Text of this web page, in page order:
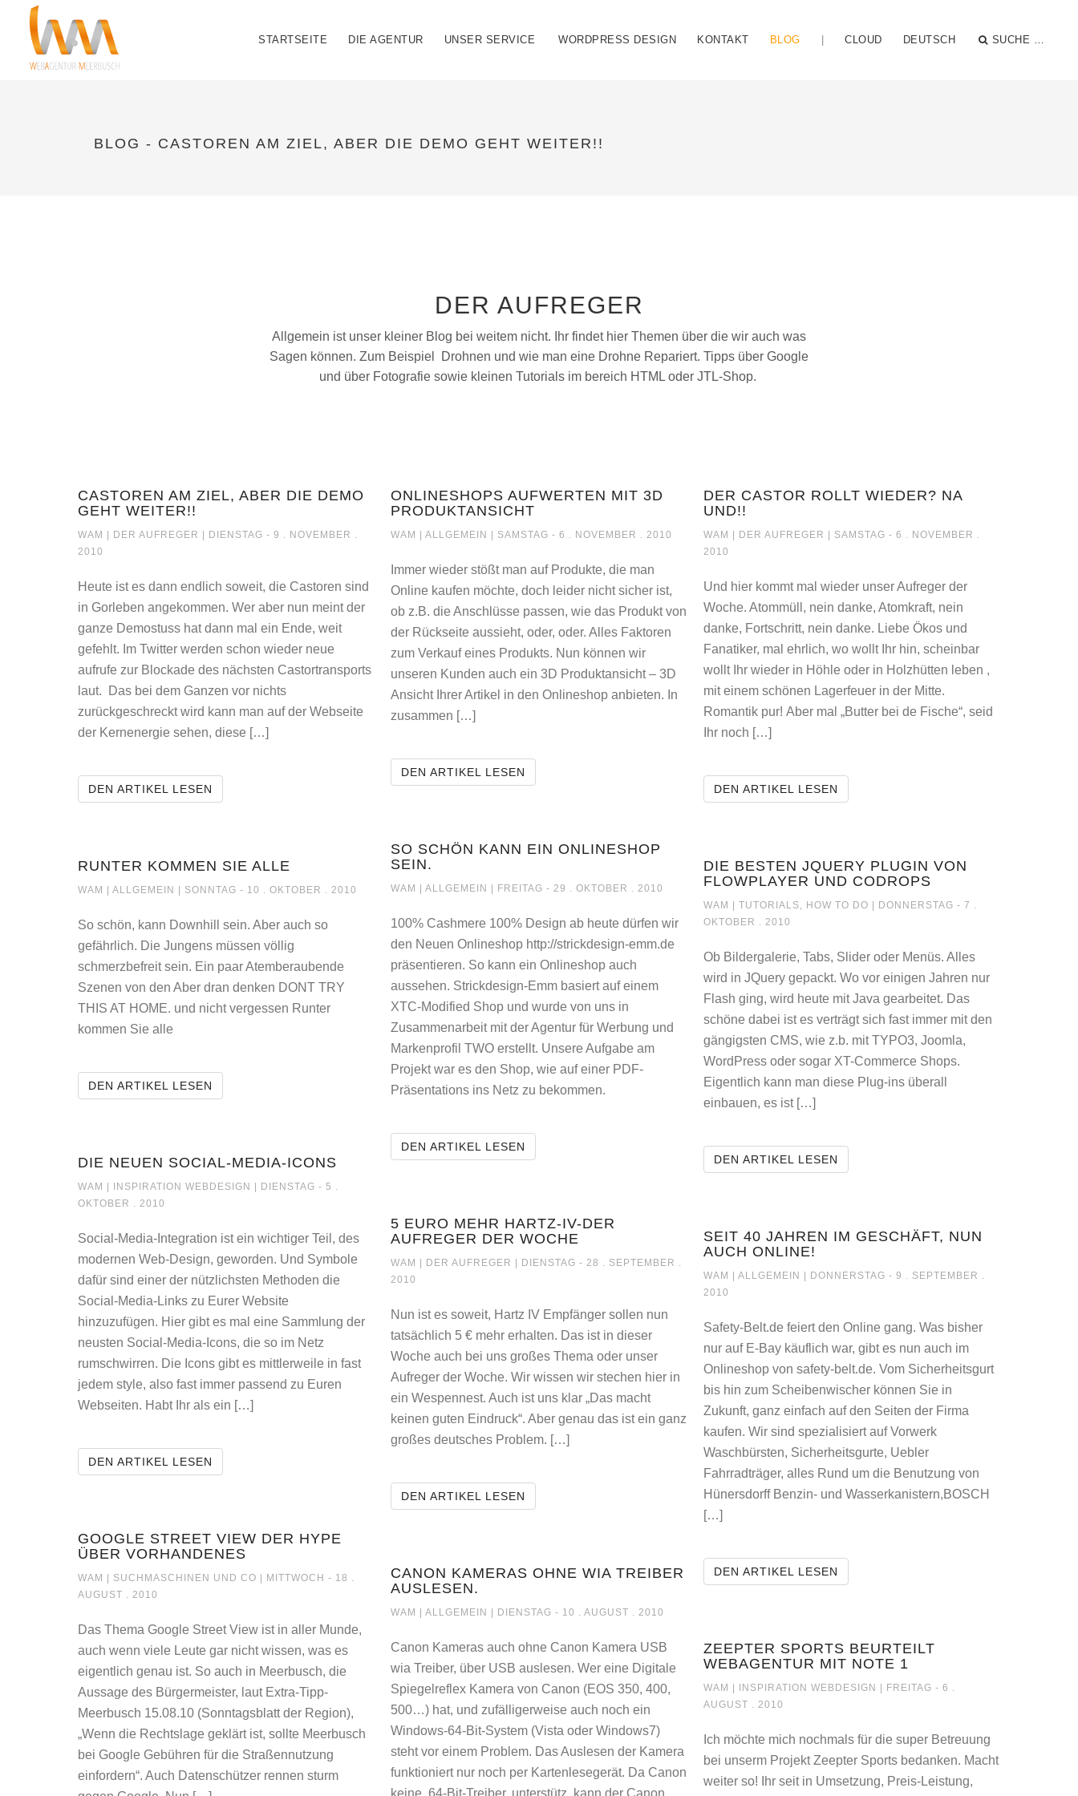
STARTSEITE DIE AGENTUR UNSER SERVICE WORDPRESS DESIGN KONTAKT BLOG CLOUD DEUTSCH SUCHE …
BLOG - CASTOREN AM ZIEL, ABER DIE DEMO GEHT WEITER!!
DER AUFREGER
Allgemein ist unser kleiner Blog bei weitem nicht. Ihr findet hier Themen über die wir auch was
Sagen können. Zum Beispiel Drohnen und wie man eine Drohne Repariert. Tipps über Google
und über Fotografie sowie kleinen Tutorials im bereich HTML oder JTL-Shop.
CASTOREN AM ZIEL, ABER DIE DEMO
GEHT WEITER!!
WAM | DER AUFREGER CASTOREN AM ZIEL, ABER DIE DEMO GEHT WEITER!!
| DIENSTAG - 9 . NOVEMBER .
2010
Heute ist es dann endlich soweit, die Castoren sind
in Gorleben angekommen. Wer aber nun meint der
ganze Demostuss hat dann mal ein Ende, weit
gefehlt. Im Twitter werden schon wieder neue
aufrufe zur Blockade des nächsten Castortransports
laut. Das bei dem Ganzen vor nichts
zurückgeschreckt wird kann man auf der Webseite
der Kernenergie sehen, diese […]
DEN ARTIKEL LESEN CASTOREN AM ZIEL, ABER DIE DEMO GEHT WEITER!!
ONLINESHOPS AUFWERTEN MIT 3D
PRODUKTANSICHT
WAM | ALLGEMEIN ONLINESHOPS AUFWERTEN MIT 3D PRODUKTANSICHT
| SAMSTAG - 6 . NOVEMBER . 2010
Immer wieder stößt man auf Produkte, die man
Online kaufen möchte, doch leider nicht sicher ist,
ob z.B. die Anschlüsse passen, wie das Produkt von
der Rückseite aussieht, oder, oder. Alles Faktoren
zum Verkauf eines Produkts. Nun können wir
unseren Kunden auch ein 3D Produktansicht – 3D
Ansicht Ihrer Artikel in den Onlineshop anbieten. In
zusammen […]
DEN ARTIKEL LESEN
DER CASTOR ROLLT WIEDER? NA
UND!!
WAM | DER AUFREGER DER CASTOR ROLLT WIEDER? NA UND!!
| SAMSTAG - 6 . NOVEMBER .
2010
Und hier kommt mal wieder unser Aufreger der
Woche. Atommüll, nein danke, Atomkraft, nein
danke, Fortschritt, nein danke. Liebe Ökos und
Fanatiker, mal ehrlich, wo wollt Ihr hin, scheinbar
wollt Ihr wieder in Höhle oder in Holzhütten leben ,
mit einem schönen Lagerfeuer in der Mitte.
Romantik pur! Aber mal „Butter bei de Fische“, seid
Ihr noch […]
DEN ARTIKEL LESEN
SO SCHÖN KANN EIN ONLINESHOP
SEIN.
WAM | ALLGEMEIN SO SCHÖN KANN EIN ONLINESHOP SEIN.
| FREITAG - 29 . OKTOBER . 2010
100% Cashmere 100% Design ab heute dürfen wir
den Neuen Onlineshop http://strickdesign-emm.de
präsentieren. So kann ein Onlineshop auch
aussehen. Strickdesign-Emm basiert auf einem
XTC-Modified Shop und wurde von uns in
Zusammenarbeit mit der Agentur für Werbung und
Markenprofil TWO erstellt. Unsere Aufgabe am
Projekt war es den Shop, wie auf einer PDF-
Präsentations ins Netz zu bekommen.
DEN ARTIKEL LESEN SO SCHÖN KANN EIN ONLINESHOP SEIN.
RUNTER KOMMEN SIE ALLE
WAM | ALLGEMEIN RUNTER KOMMEN SIE ALLE
| SONNTAG - 10 . OKTOBER . 2010
So schön, kann Downhill sein. Aber auch so
gefährlich. Die Jungens müssen völlig
schmerzbefreit sein. Ein paar Atemberaubende
Szenen von den Aber dran denken DONT TRY
THIS AT HOME. und nicht vergessen Runter
kommen Sie alle
DEN ARTIKEL LESEN
DIE BESTEN JQUERY PLUGIN VON
FLOWPLAYER UND CODROPS
WAM | TUTORIALS, HOW TO DO DIE BESTEN JQUERY PLUGIN VON
| DONNERSTAG - 7 .
OKTOBER . 2010
Ob Bildergalerie, Tabs, Slider oder Menüs. Alles
wird in JQuery gepackt. Wo vor einigen Jahren nur
Flash ging, wird heute mit Java gearbeitet. Das
schöne dabei ist es verträgt sich fast immer mit den
gängigsten CMS, wie z.b. mit TYPO3, Joomla,
WordPress oder sogar XT-Commerce Shops.
Eigentlich kann man diese Plug-ins überall
einbauen, es ist […]
DEN ARTIKEL LESEN
DIE NEUEN SOCIAL-MEDIA-ICONS
WAM | INSPIRATION WEBDESIGN DIE NEUEN SOCIAL-MEDIA-ICONS
| DIENSTAG - 5 .
OKTOBER . 2010
Social-Media-Integration ist ein wichtiger Teil, des
modernen Web-Design, geworden. Und Symbole
dafür sind einer der nützlichsten Methoden die
Social-Media-Links zu Eurer Website
hinzuzufügen. Hier gibt es mal eine Sammlung der
neusten Social-Media-Icons, die so im Netz
rumschwirren. Die Icons gibt es mittlerweile in fast
jedem style, also fast immer passend zu Euren
Webseiten. Habt Ihr als ein […]
DEN ARTIKEL LESEN
5 EURO MEHR HARTZ-IV-DER
AUFREGER DER WOCHE
WAM | DER AUFREGER 5 EURO MEHR HARTZ-IV-DER AUFREGER DER WOCHE
| DIENSTAG - 28 . SEPTEMBER .
2010
Nun ist es soweit, Hartz IV Empfänger sollen nun
tatsächlich 5 € mehr erhalten. Das ist in dieser
Woche auch bei uns großes Thema oder unser
Aufreger der Woche. Wir wissen wir stechen hier in
ein Wespennest. Auch ist uns klar „Das macht
keinen guten Eindruck“. Aber genau das ist ein ganz
großes deutsches Problem. […]
DEN ARTIKEL LESEN 5 EURO MEHR HARTZ-IV-DER AUFREGER DER WOCHE
SEIT 40 JAHREN IM GESCHÄFT, NUN
AUCH ONLINE!
WAM | ALLGEMEIN SEIT 40 JAHREN IM GESCHÄFT, NUN AUCH ONLINE!
| DONNERSTAG - 9 . SEPTEMBER .
2010
Safety-Belt.de feiert den Online gang. Was bisher
nur auf E-Bay käuflich war, gibt es nun auch im
Onlineshop von safety-belt.de. Vom Sicherheitsgurt
bis hin zum Scheibenwischer können Sie in
Zukunft, ganz einfach auf den Seiten der Firma
kaufen. Wir sind spezialisiert auf Vorwerk
Waschbürsten, Sicherheitsgurte, Uebler
Fahrradträger, alles Rund um die Benutzung von
Hünersdorff Benzin- und Wasserkanistern,BOSCH
[…]
DEN ARTIKEL LESEN
GOOGLE STREET VIEW DER HYPE
ÜBER VORHANDENES
WAM | SUCHMASCHINEN UND CO GOOGLE STREET VIEW DER HYPE ÜBER VORHANDENES
| MITTWOCH - 18 .
AUGUST . 2010
Das Thema Google Street View ist in aller Munde,
auch wenn viele Leute gar nicht wissen, was es
eigentlich genau ist. So auch in Meerbusch, die
Aussage des Bürgermeister, laut Extra-Tipp-
Meerbusch 15.08.10 (Sonntagsblatt der Region),
„Wenn die Rechtslage geklärt ist, sollte Meerbusch
bei Google Gebühren für die Straßennutzung
einfordern“. Auch Datenschützer rennen sturm
CANON KAMERAS OHNE WIA TREIBER
AUSLESEN.
WAM | ALLGEMEIN CANON KAMERAS OHNE WIA TREIBER AUSLESEN.
| DIENSTAG - 10 . AUGUST . 2010
Canon Kameras auch ohne Canon Kamera USB
wia Treiber, über USB auslesen. Wer eine Digitale
Spiegelreflex Kamera von Canon (EOS 350, 400,
500…) hat, und zufälligerweise auch noch ein
Windows-64-Bit-System (Vista oder Windows7)
steht vor einem Problem. Das Auslesen der Kamera
funktioniert nur noch per Kartenlesegerät. Da Canon
keine, 64-Bit-Treiber, unterstütz, kann der Canon
ZEEPTER SPORTS BEURTEILT
WEBAGENTUR MIT NOTE 1
WAM | INSPIRATION WEBDESIGN ZEEPTER SPORTS BEURTEILT
| FREITAG - 6 .
AUGUST . 2010
Ich möchte mich nochmals für die super Betreuung
bei unserm Projekt Zeepter Sports bedanken. Macht
weiter so! Ihr seit in Umsetzung, Preis-Leistung,